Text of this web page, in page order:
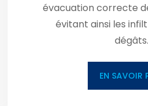
évacuation correcte
évitant ainsi les
dégâts.
EN SAVOIR